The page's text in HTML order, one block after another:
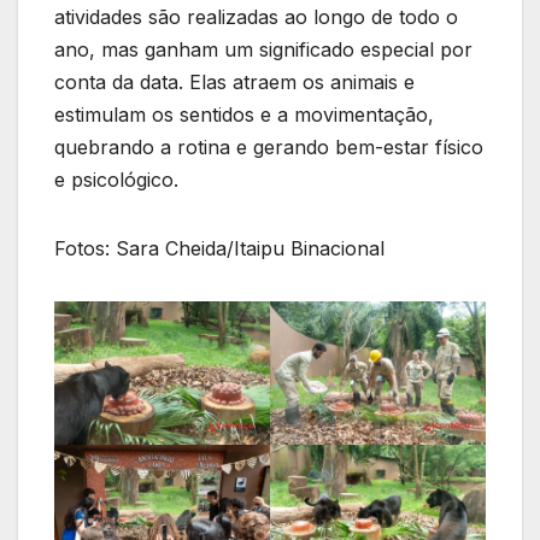
atividades são realizadas ao longo de todo o
ano, mas ganham um significado especial por
conta da data. Elas atraem os animais e
estimulam os sentidos e a movimentação,
quebrando a rotina e gerando bem-estar físico
e psicológico.
Fotos: Sara Cheida/Itaipu Binacional